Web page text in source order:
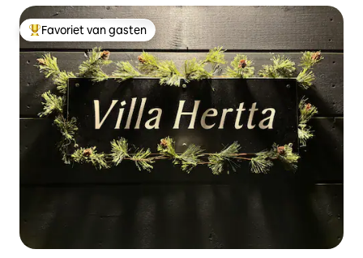
Topfavoriet van gasten
Favoriet van gasten